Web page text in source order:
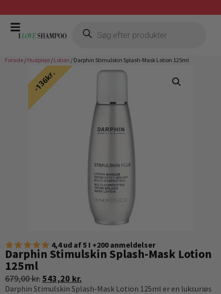
Gratis fragt ved køb over 399,-
Forside / Hudpleje / Lotion / Darphin Stimulskin Splash-Mask Lotion 125ml
4,4 ud af 5 I +200 anmeldelser
Darphin Stimulskin Splash-Mask Lotion
125ml
679,00kr.543,20 kr.
Darphin Stimulskin Splash-Mask Lotion 125ml er en luksuriøs
136kr.